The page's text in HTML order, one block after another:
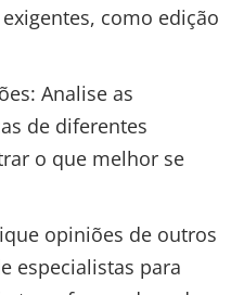
como edição
Analise as
de diferentes
o que melhor se
opiniões de outros
especialistas para